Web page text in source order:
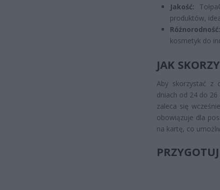
Jakość:
produktów,
Różnorodność:
kosmetyk do
JAK
Aby skorzystać z
dniach od 24 do
zaleca się
obowiązuje dla
na kartę, co